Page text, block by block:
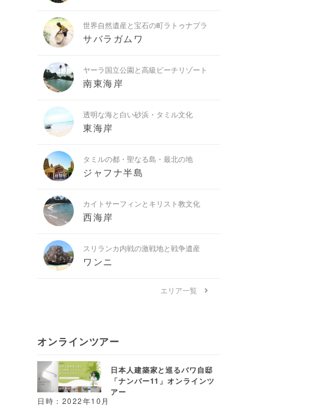
世界自然遺産と宝石の町ラトゥナプラ
サバラガムワ
ヤーラ国立公園と高級ビーチリゾート
南東海岸
透明な海と白い砂浜・タミル文化
東海岸
タミルの都・聖なる島・最北の地
ジャフナ半島
カイトサーフィンとキリスト教文化
西海岸
スリランカ内戦の激戦地と戦争遺産
ワンニ
エリア一覧
オンラインツアー
日本人建築家と巡るバワ自邸
「ナンバー11」オンラインツ
アー
日時：2022年10月